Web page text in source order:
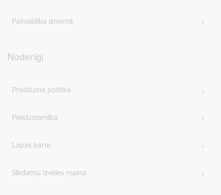
Pašvaldība iznomā
Noderīgi
Privātuma politika
Piekļūstamība
Lapas karte
Sīkdatņu izvēles maiņa